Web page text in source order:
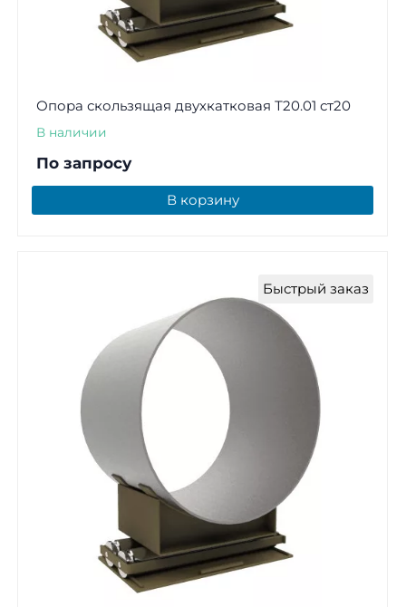
Опора скользящая двухкатковая Т20.01 ст20
В наличии
По запросу
В корзину
Быстрый заказ